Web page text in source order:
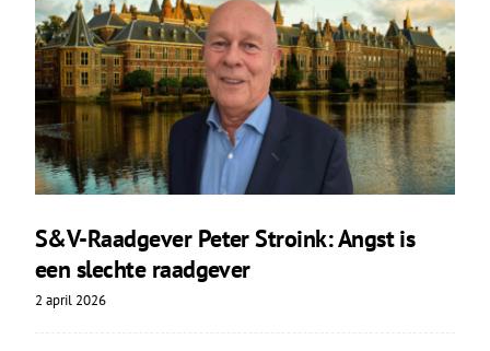
S&V-Raadgever Peter Stroink: Angst is
een slechte raadgever
2 april 2026